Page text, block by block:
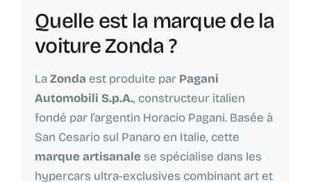
Quelle est la marque de la
voiture Zonda ?
LaZonda est produite par Pagani
Automobili S.p.A., constructeur italien
fondé par l’argentin Horacio Pagani. Basée à
San Cesario sul Panaro en Italie, cette
marque artisanale se spécialise dans les
hypercars ultra-exclusives combinant art et